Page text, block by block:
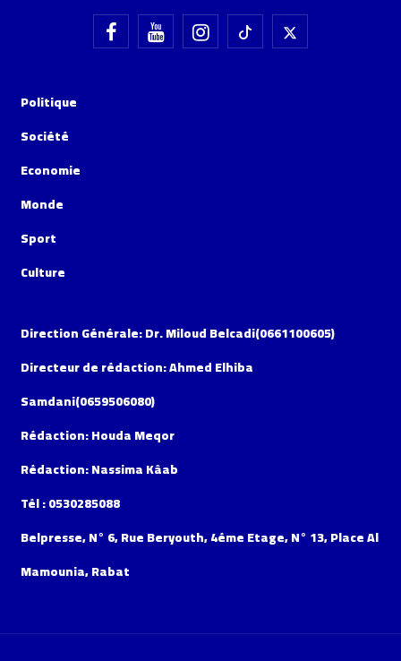
Politique
Société
Economie
Monde
Sport
Culture
Direction Générale: Dr. Miloud Belcadi(0661100605)
Directeur de rédaction: Ahmed Elhiba
Samdani(0659506080)
Rédaction: Houda Meqor
Rédaction: Nassima Kâab
Tél : 0530285088
Belpresse, N° 6, Rue Beryouth, 4éme Etage, N° 13, Place Al
Mamounia, Rabat